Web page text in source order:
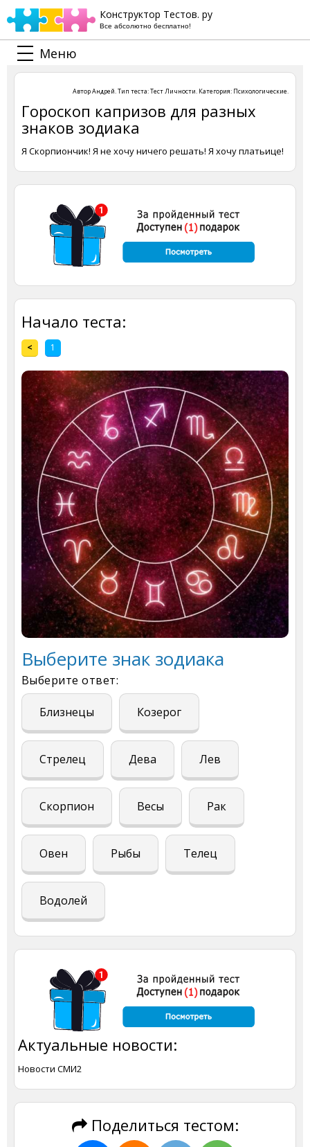
Конструктор Тестов. ру
Все абсолютно бесплатно!
Меню
АвторАндрей. Тип теста:Тест Личности. Категория: Психологические.
Гороскоп капризов для разных
знаков зодиака
Я Скорпиончик! Я не хочу ничего решать! Я хочу платьице!
Начало теста:
< 1
Выберите знак зодиака
Выберите ответ:
Близнецы Козерог
Стрелец Дева Лев
Скорпион Весы Рак
Овен Рыбы Телец
Водолей
Актуальные новости:
Новости СМИ2
Поделиться тестом: